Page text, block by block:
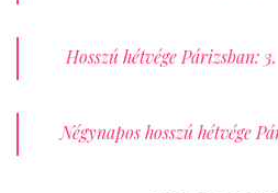
Hosszú hétvége Párizsban:
Négynapos hosszú hétvége